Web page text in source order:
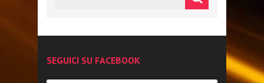
SEGUICI SU FACEBOOK